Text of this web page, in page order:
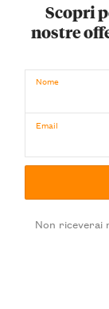
Scopri
nostre
Nome
Email
Non riceverai